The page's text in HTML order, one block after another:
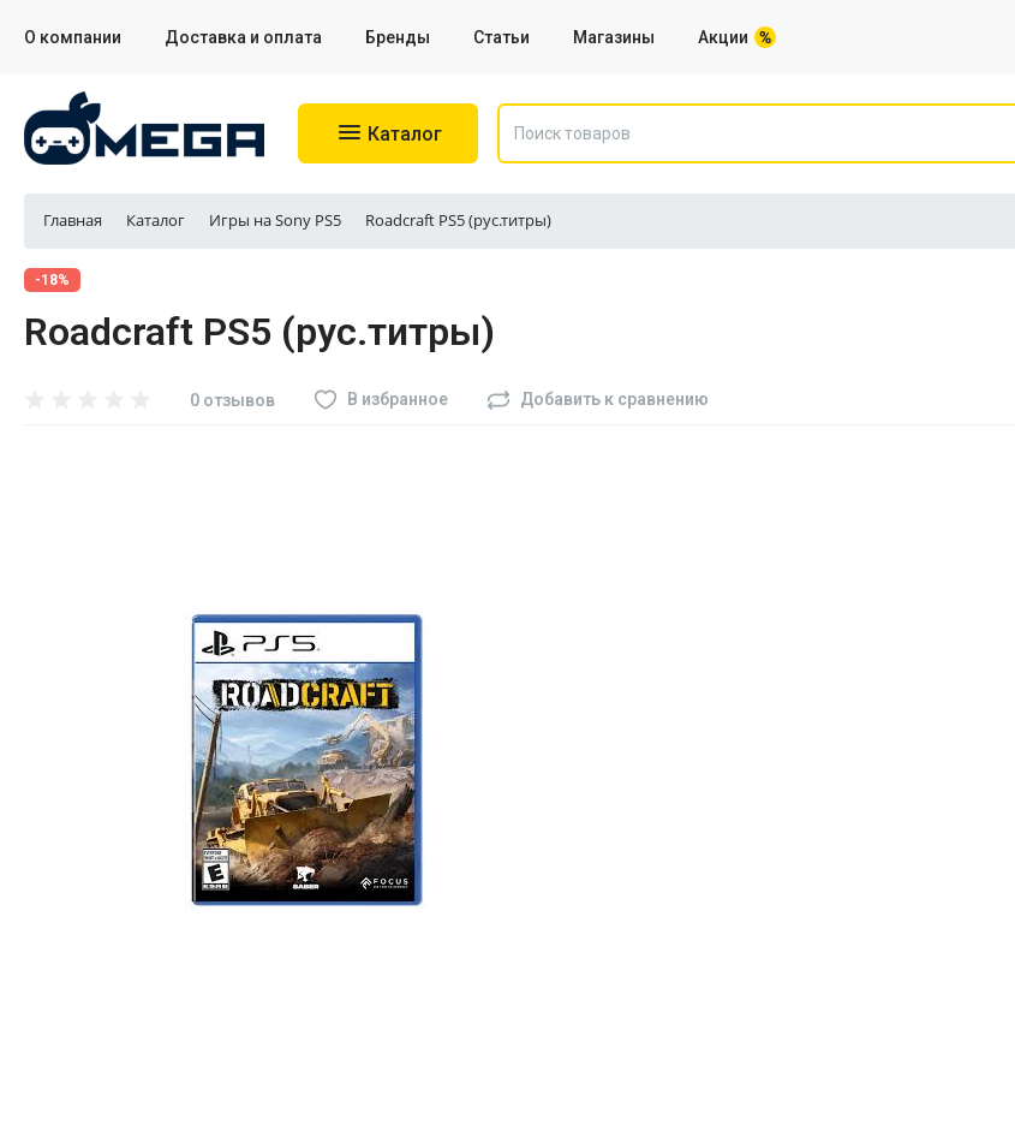
О компании Доставка и оплата Бренды Статьи Магазины Акции
Каталог
Игровые приставки
Аксессуары для приставок
Аксессуары для Sony PS5 Веб камеры
Наушники
Колонки
Главная Каталог Игры на Sony PS5 Roadcraft PS5 (рус.титры)
-18%
Roadcraft PS5 (рус.титры)
0 отзывов В избранное Добавить к сравнению